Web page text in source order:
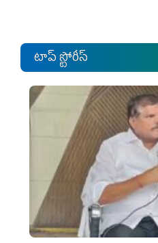
టాప్ స్టోరీస్